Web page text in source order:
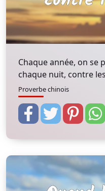
Chaque année, on se
chaque nuit, contre
Proverbe chinois